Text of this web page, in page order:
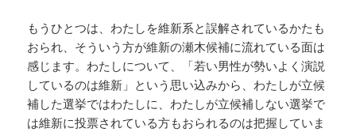
もうひとつは、わたしを維新系と誤解されているかたも
おられ、そういう方が維新の瀬木候補に流れている面は
感じます。わたしについて、「若い男性が勢いよく演説
しているのは維新」という思い込みから、わたしが立候
補した選挙ではわたしに、わたしが立候補しない選挙で
は維新に投票されている方もおられるのは把握していま